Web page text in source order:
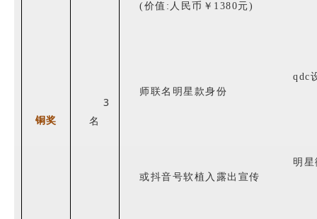
铜奖
3
名
(价值:人民币￥1380元)
qdc
师联名 明星款身份
明
或抖音号软植入露出 宣传